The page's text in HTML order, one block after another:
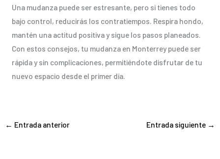
Una mudanza puede ser estresante, pero si tienes todo
bajo control, reducirás los contratiempos. Respira hondo,
mantén una actitud positiva y sigue los pasos planeados.
Con estos consejos, tu mudanza en Monterrey puede ser
rápida y sin complicaciones, permitiéndote disfrutar de tu
nuevo espacio desde el primer día.
← Entrada anterior Entrada siguiente →